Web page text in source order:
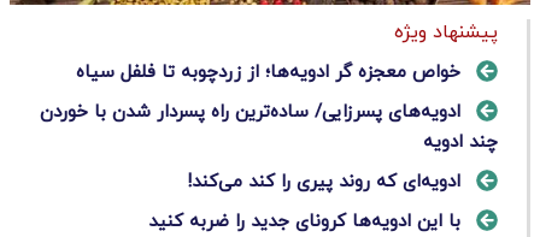
پیشنهاد ویژه
خواص معجزه گر ادویه‌ها؛ از زردچوبه تا فلفل سیاه
ادویه‌های پسرزایی/ ساده‌ترین راه پسردار شدن با خوردن
چند ادویه
ادویه‌ای که روند پیری را کند می‌کند!
با این ادویه‌ها کرونای جدید را ضربه کنید